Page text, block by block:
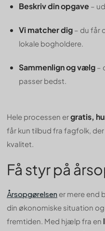
Beskriv din opgave –
Vi matcher dig – du får
lokale bogholdere.
Sammenlign og vælg –
passer bedst.
Hele processen ergratis,
får kun tilbud fra fagfolk,
kvalitet.
Få styr på
Årsopgørelsen er mere end
din økonomiske situation
fremtiden. Med hjælp fra en